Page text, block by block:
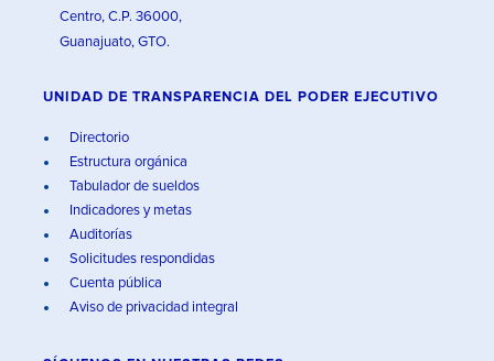
Centro, C.P. 36000,
Guanajuato, GTO.
UNIDAD DE TRANSPARENCIA DEL PODER EJECUTIVO
Directorio
Estructura orgánica
Tabulador de sueldos
Indicadores y metas
Auditorías
Solicitudes respondidas
Cuenta pública
Aviso de privacidad integral